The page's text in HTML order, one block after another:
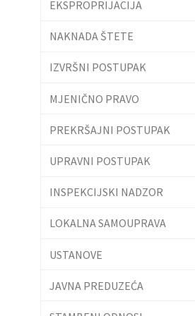
EKSPROPRIJACIJA
NAKNADA ŠTETE
IZVRŠNI POSTUPAK
MJENIČNO PRAVO
PREKRŠAJNI POSTUPAK
UPRAVNI POSTUPAK
INSPEKCIJSKI NADZOR
LOKALNA SAMOUPRAVA
USTANOVE
JAVNA PREDUZEĆA